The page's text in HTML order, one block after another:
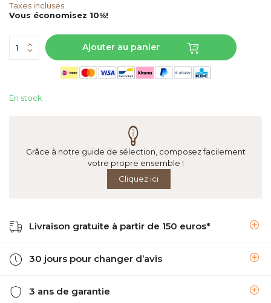
Taxes incluses
Vous économisez 10%!
Ajouter au panier
En stock
Grâce à notre guide de sélection, composez facilement
votre propre ensemble !
Cliquez ici
Livraison gratuite à partir de 150 euros*
30 jours pour changer d’avis
3 ans de garantie